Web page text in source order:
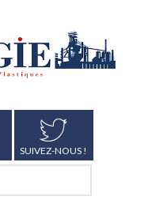
SUIVEZ-NOUS !